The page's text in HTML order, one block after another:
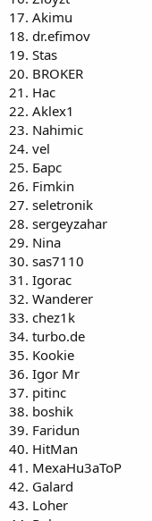
17. Akimu
18. dr.efimov
19. Stas
20. BROKER
21. Нас
22. Aklex1
23. Nahimic
24. vel
25. Барс
26. Fimkin
27. seletronik
28. sergeyzahar
29. Nina
30. sas7110
31. Igorac
32. Wanderer
33. chez1k
34. turbo.de
35. Kookie
36. Igor Mr
37. pitinc
38. boshik
39. Faridun
40. HitMan
41. MexaHu3aToP
42. Galard
43. Loher